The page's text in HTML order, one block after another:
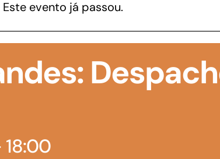
realizar obras, dentre outros
Este evento já passou.
18:00